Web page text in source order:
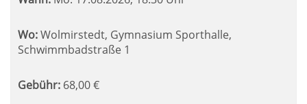
Wo:Wolmirstedt, Gymnasium Sporthalle,
Schwimmbadstraße 1
Gebühr: 68,00€